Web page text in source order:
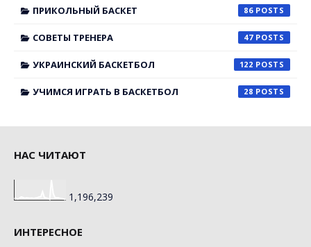
ПРИКОЛЬНЫЙ БАСКЕТ 86
СОВЕТЫ ТРЕНЕРА 47
УКРАИНСКИЙ БАСКЕТБОЛ 122
УЧИМСЯ ИГРАТЬ В БАСКЕТБОЛ 28
НАС ЧИТАЮТ
1,196,239
ИНТЕРЕСНОЕ